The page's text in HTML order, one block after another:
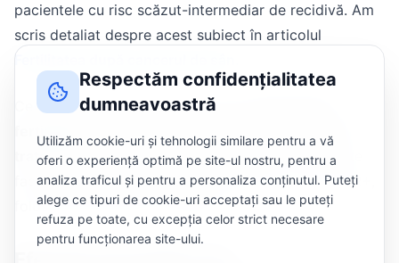
pacientele cu risc scăzut-intermediar de recidivă. Am
scris detaliat despre acest subiect în articolul
Fertilitatea după cancerul de sân
Ce trebuie reținut: discuția despre
fertilității trebuie să aibă loc înainte de începerea
tratamentului. Crioprezervarea ovocitelor se poate
face în siguranță chiar și la pacientele cu tumori HR+,
folosind protocoale modificate.
Respectăm confidențialitatea
dumneavoastră
Utilizăm cookie-uri și tehnologii similare pentru a vă
oferi o experiență optimă pe site-ul nostru, pentru a
analiza traficul și pentru a personaliza conținutul. Puteți
alege ce tipuri de cookie-uri acceptați sau le puteți
refuza pe toate, cu excepția celor strict necesare
pentru funcționarea site-ului.